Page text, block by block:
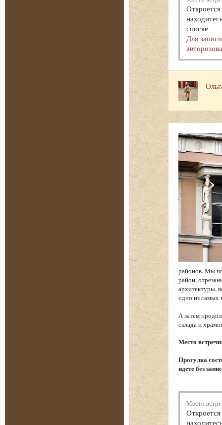
списке
Для
районов. Мы
район,
архитектуры,
одно из самых
А затем
склада и
Место
Прогулка
идете без
Место